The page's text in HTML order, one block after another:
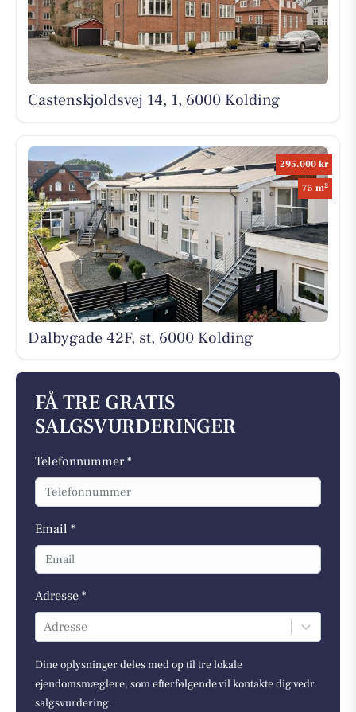
Castenskjoldsvej 14, 1, 6000 Kolding
295.000 kr
75 m2
Dalbygade 42F, st, 6000 Kolding
FÅ TRE GRATIS
SALGSVURDERINGER
Telefonnummer *
Email *
Adresse *
Adresse
Dine oplysninger deles med op til tre lokale
ejendomsmæglere, som efterfølgende vil kontakte dig vedr.
salgsvurdering.